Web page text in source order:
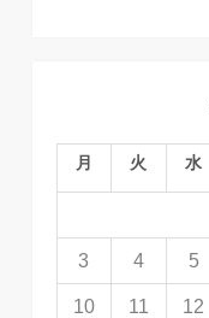
月 火 水
3 4 5
10 11 12